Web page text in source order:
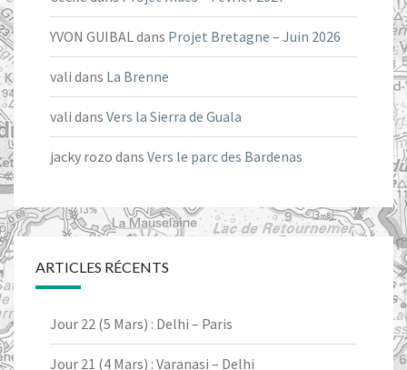
YVON GUIBAL dans Projet Bretagne – Juin 2026
vali dans La Brenne
vali dans Vers la Sierra de Guala
jacky rozo dans Vers le parc des Bardenas
ARTICLES RÉCENTS
Jour 22 (5 Mars) : Delhi – Paris
Jour 21 (4 Mars) : Varanasi – Delhi